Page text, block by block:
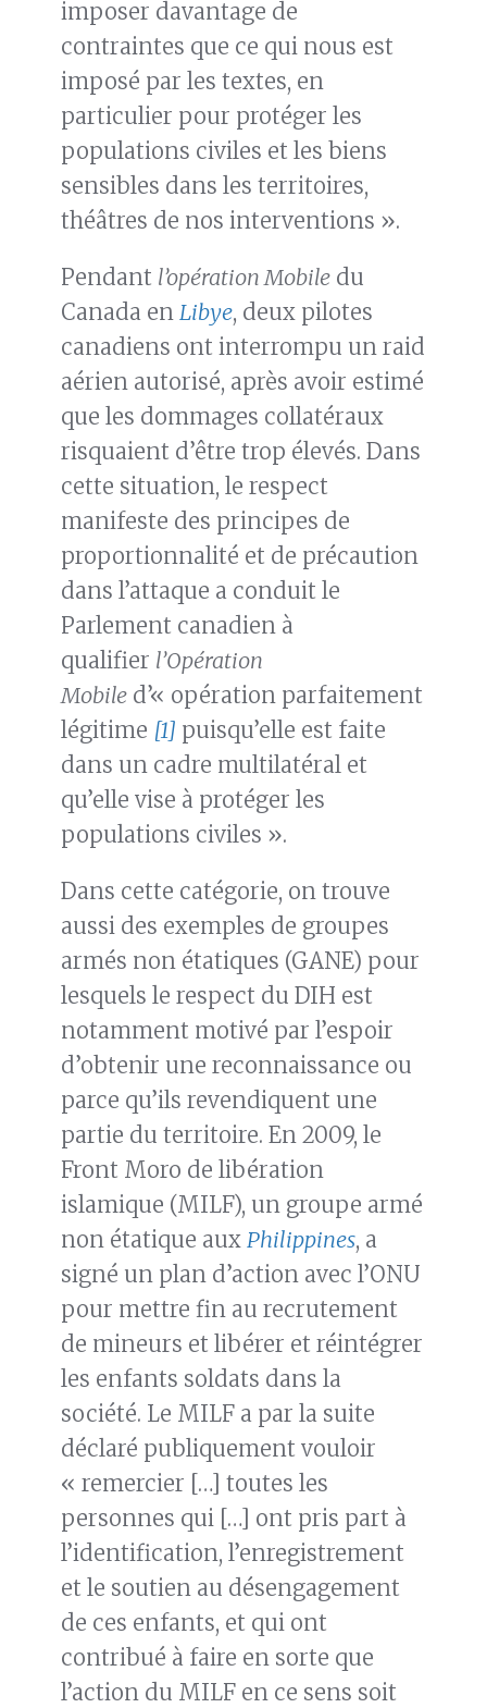
imposer davantage de
contraintes que ce qui nous est
imposé par les textes, en
particulier pour protéger les
populations civiles et les biens
sensibles dans les territoires,
théâtres de nos interventions ».
Pendant l’opération Mobile du
Canada en Libye, deux pilotes
canadiens ont interrompu un raid
aérien autorisé, après avoir estimé
que les dommages collatéraux
risquaient d’être trop élevés. Dans
cette situation, le respect
manifeste des principes de
proportionnalité et de précaution
dans l’attaque a conduit le
Parlement canadien à
qualifier l’Opération
Mobile d’« opération parfaitement
légitime [1] puisqu’elle est faite
dans un cadre multilatéral et
qu’elle vise à protéger les
populations civiles ».
Dans cette catégorie, on trouve
aussi des exemples de groupes
armés non étatiques (GANE) pour
lesquels le respect du DIH est
notamment motivé par l’espoir
d’obtenir une reconnaissance ou
parce qu’ils revendiquent une
partie du territoire. En 2009, le
Front Moro de libération
islamique (MILF), un groupe armé
non étatique aux Philippines, a
signé un plan d’action avec l’ONU
pour mettre fin au recrutement
de mineurs et libérer et réintégrer
les enfants soldats dans la
société. Le MILF a par la suite
déclaré publiquement vouloir
« remercier […] toutes les
personnes qui […] ont pris part à
l’identification, l’enregistrement
et le soutien au désengagement
de ces enfants, et qui ont
contribué à faire en sorte que
l’action du MILF en ce sens soit